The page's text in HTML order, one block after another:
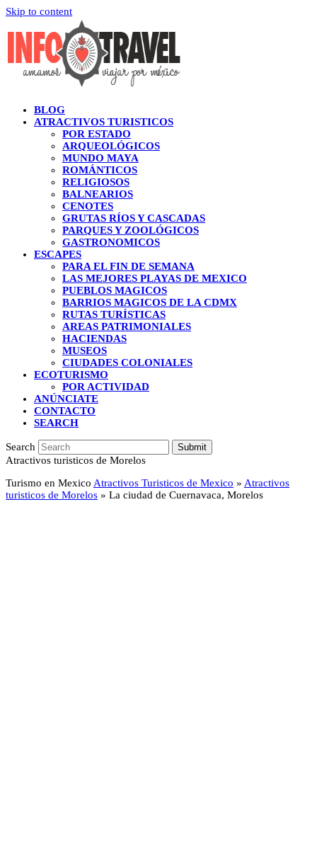
Skip to content
BLOG
ATRACTIVOS TURISTICOS
POR ESTADO
ARQUEOLÓGICOS
MUNDO MAYA
ROMÁNTICOS
RELIGIOSOS
BALNEARIOS
CENOTES
GRUTAS RÍOS Y CASCADAS
PARQUES Y ZOOLÓGICOS
GASTRONOMICOS
ESCAPES
PARA EL FIN DE SEMANA
LAS MEJORES PLAYAS DE MEXICO
PUEBLOS MAGICOS
BARRIOS MAGICOS DE LA CDMX
RUTAS TURÍSTICAS
AREAS PATRIMONIALES
HACIENDAS
MUSEOS
CIUDADES COLONIALES
ECOTURISMO
POR ACTIVIDAD
ANÚNCIATE
CONTACTO
SEARCH
Search Submit
Atractivos turisticos de Morelos
Turismo en Mexico Atractivos Turisticos de Mexico » Atractivos
turisticos de Morelos » La ciudad de Cuernavaca, Morelos